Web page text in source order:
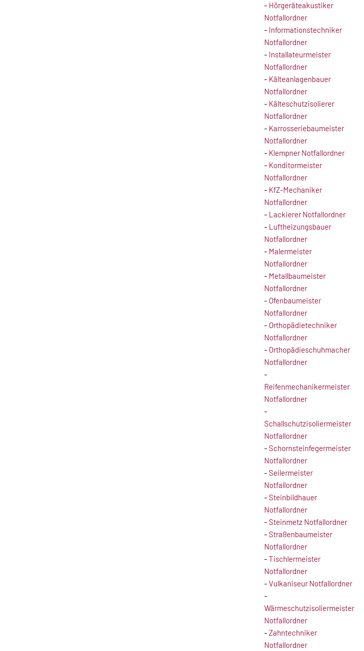
- Hörgeräteakustiker
Notfallordner
- Informationstechniker
Notfallordner
- Installateurmeister
Notfallordner
- Kälteanlagenbauer
Notfallordner
- Kälteschutzisolierer
Notfallordner
- Karrosseriebaumeister
Notfallordner
- Klempner Notfallordner
- Konditormeister
Notfallordner
- KfZ-Mechaniker
Notfallordner
- Lackierer Notfallordner
- Luftheizungsbauer
Notfallordner
- Malermeister
Notfallordner
- Metallbaumeister
Notfallordner
- Ofenbaumeister
Notfallordner
- Orthopädietechniker
Notfallordner
- Orthopädieschuhmacher
Notfallordner
-
Reifenmechanikermeister
Notfallordner
-
Schallschutzisoliermeister
Notfallordner
-Schornsteinfegermeister
Notfallordner
-Seilermeister
Notfallordner
-Steinbildhauer
Notfallordner
-Steinmetz Notfallordner
-Straßenbaumeister
Notfallordner
-Tischlermeister
Notfallordner
-Vulkaniseur Notfallordner
-
Wärmeschutzisoliermeister
Notfallordner
-Zahntechniker
Notfallordner